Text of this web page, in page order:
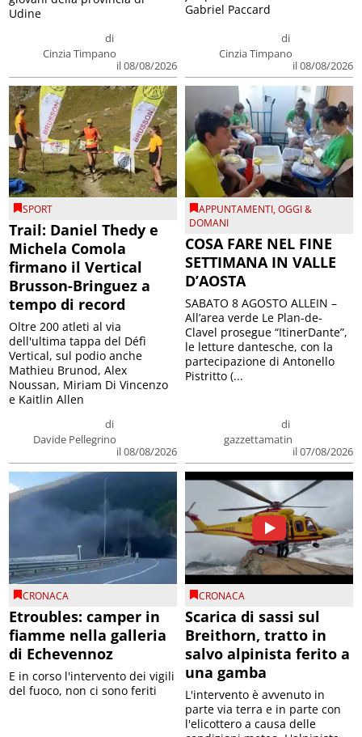
di
Cinzia Timpano
il 08/08/2026
Udine
di
Cinzia Timpano
il 08/08/2026
Gabriel Paccard
SPORT
Trail: Daniel Thedy e
Michela Comola
firmano il Vertical
Brusson-Bringuez a
tempo di record
di
Davide Pellegrino
il 08/08/2026
Oltre 200 atleti al via
dell'ultima tappa del Défì
Vertical, sul podio anche
Mathieu Brunod, Alex
Noussan, Miriam Di Vincenzo
e Kaitlin Allen
APPUNTAMENTI,OGGI &
DOMANI
COSA FARE NEL FINE
SETTIMANA IN VALLE
D’AOSTA
di
gazzettamatin
il 07/08/2026
SABATO 8 AGOSTO ALLEIN –
All’area verde Le Plan-de-
Clavel prosegue “ItinerDante”,
le letture dantesche, con la
partecipazione di Antonello
Pistritto (...
CRONACA
Etroubles: camper in
fiamme nella galleria
di Echevennoz
E in corso l'intervento dei vigili
del fuoco, non ci sono feriti
CRONACA
Scarica di sassi sul
Breithorn, tratto in
salvo alpinista ferito a
una gamba
L'intervento è avvenuto in
parte via terra e in parte con
l'elicottero a causa delle